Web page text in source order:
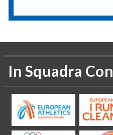
In Squadra Con